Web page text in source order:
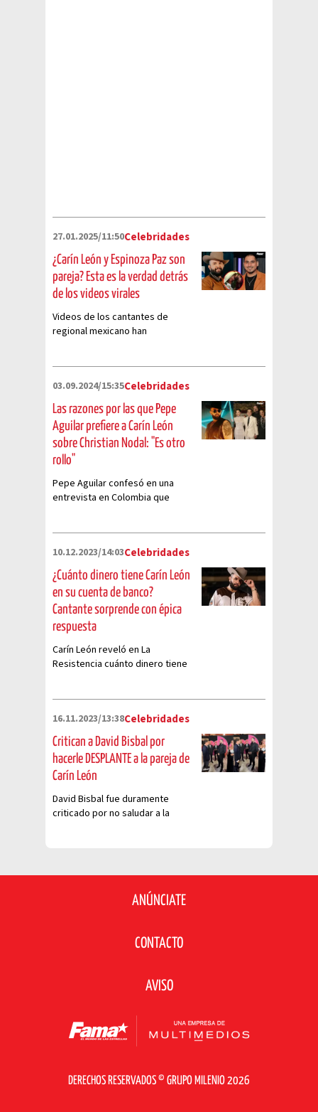
27.01.2025/11:50Celebridades
¿Carín León y Espinoza Paz son
pareja? Esta es la verdad detrás
de los videos virales
Videos de los cantantes de
regional mexicano han
03.09.2024/15:35Celebridades
Las razones por las que Pepe
Aguilar prefiere a Carín León
sobre Christian Nodal: "Es otro
rollo"
Pepe Aguilar confesó en una
entrevista en Colombia que
10.12.2023/14:03Celebridades
¿Cuánto dinero tiene Carín León
en su cuenta de banco?
Cantante sorprende con épica
respuesta
Carín León reveló en La
Resistencia cuánto dinero tiene
16.11.2023/13:38Celebridades
Critican a David Bisbal por
hacerle DESPLANTE a la pareja de
Carín León
David Bisbal fue duramente
criticado por no saludar a la
ANÚNCIATE
CONTACTO
AVISO
DERECHOS RESERVADOS © GRUPO MILENIO 2026